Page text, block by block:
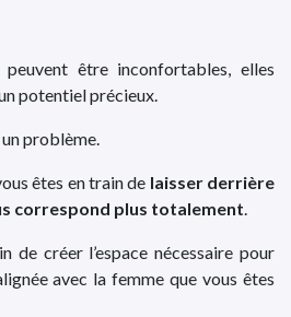
être inconfortables, elles
potentiel précieux.
un problème.
êtes en train de laisser derrière
correspond plus totalement.
de créer l’espace nécessaire pour
avec la femme que vous êtes